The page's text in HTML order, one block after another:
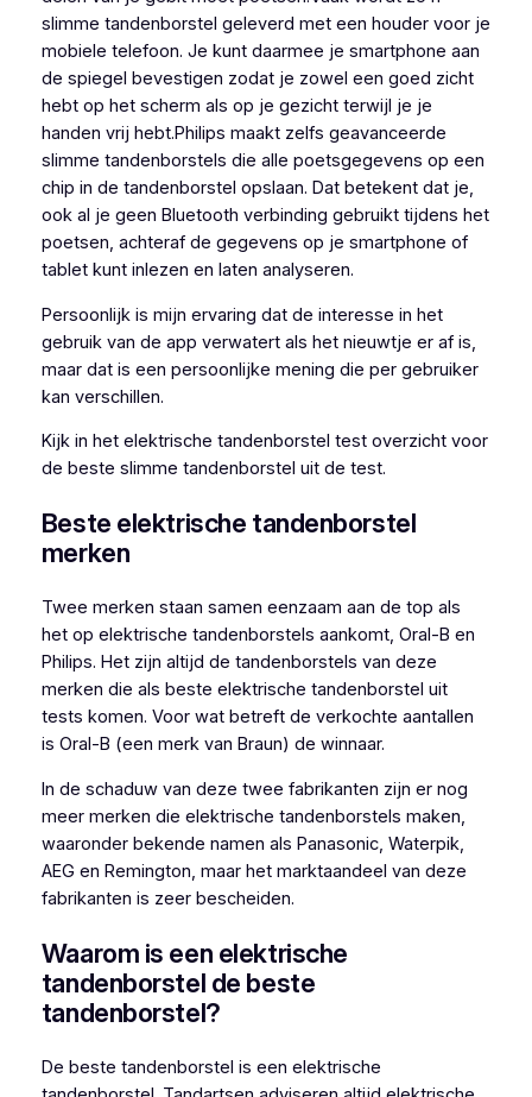
slimme tandenborstel geleverd met een houder voor je
mobiele telefoon. Je kunt daarmee je smartphone aan
de spiegel bevestigen zodat je zowel een goed zicht
hebt op het scherm als op je gezicht terwijl je je
handen vrij hebt.Philips maakt zelfs geavanceerde
slimme tandenborstels die alle poetsgegevens op een
chip in de tandenborstel opslaan. Dat betekent dat je,
ook al je geen Bluetooth verbinding gebruikt tijdens het
poetsen, achteraf de gegevens op je smartphone of
tablet kunt inlezen en laten analyseren.
Persoonlijk is mijn ervaring dat de interesse in het
gebruik van de app verwatert als het nieuwtje er af is,
maar dat is een persoonlijke mening die per gebruiker
kan verschillen.
Kijk in het elektrische tandenborstel test overzicht voor
de beste slimme tandenborstel uit de test.
Beste elektrische tandenborstel
merken
Twee merken staan samen eenzaam aan de top als
het op elektrische tandenborstels aankomt, Oral-B en
Philips. Het zijn altijd de tandenborstels van deze
merken die als beste elektrische tandenborstel uit
tests komen. Voor wat betreft de verkochte aantallen
is Oral-B (een merk van Braun) de winnaar.
In de schaduw van deze twee fabrikanten zijn er nog
meer merken die elektrische tandenborstels maken,
waaronder bekende namen als Panasonic, Waterpik,
AEG en Remington, maar het marktaandeel van deze
fabrikanten is zeer bescheiden.
Waarom is een elektrische
tandenborstel de beste
tandenborstel?
De beste tandenborstel is een elektrische